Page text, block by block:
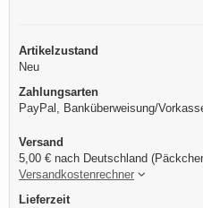
Artikelzustand
Neu
Zahlungsarten
PayPal, Banküberweisung/
Versand
5,00 € nach Deutschland
Versandkostenrechner
Lieferzeit